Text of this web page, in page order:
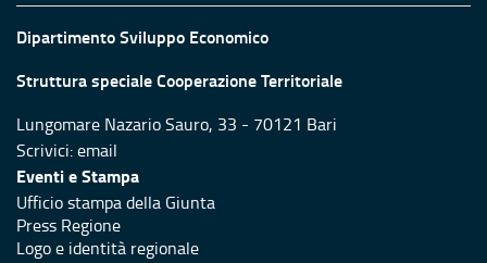
Dipartimento Sviluppo Economico
Struttura speciale Cooperazione Territoriale
Lungomare Nazario Sauro, 33 - 70121 Bari
Scrivici:email
Eventi e Stampa
Ufficio stampa della Giunta
Press Regione
Logo e identità regionale